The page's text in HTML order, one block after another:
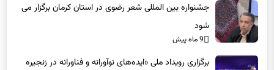
جشنواره بین المللی شعر رضوی در استان کرمان برگزار می
شود
9 ماه پیش
برگزاری رویداد ملی «ایده‌های نوآورانه و فناورانه در زنجیره